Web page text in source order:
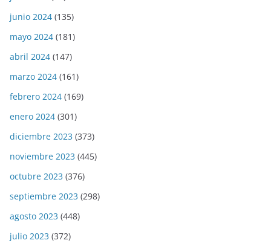
junio 2024 (135)
mayo 2024 (181)
abril 2024 (147)
marzo 2024 (161)
febrero 2024 (169)
enero 2024 (301)
diciembre 2023 (373)
noviembre 2023 (445)
octubre 2023 (376)
septiembre 2023 (298)
agosto 2023 (448)
julio 2023 (372)